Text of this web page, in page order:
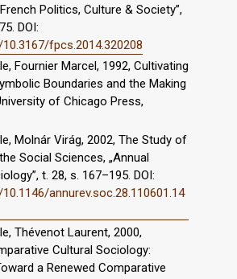
Politics, Culture & Society”,
DOI:
fpcs.2014.320208
Fournier Marcel, 1992, Cultivating
Boundaries and the Making
of Chicago Press,
Molnár Virág, 2002, The Study of
Social Sciences, „Annual
t. 28, s. 167–195. DOI:
annurev.soc.28.110601.14
Thévenot Laurent, 2000,
Cultural Sociology:
a Renewed Comparative